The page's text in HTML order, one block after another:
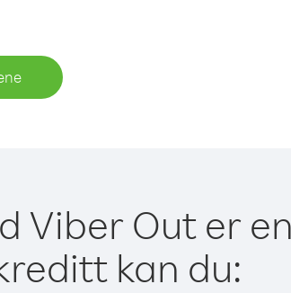
Viber Out er
kan du: